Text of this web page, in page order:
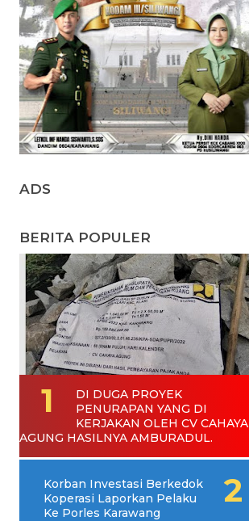
ADS
BERITA POPULER
DI DUGA PROYEK
PENURAPAN YANG DI
KERJAKAN OLEH CV CAHAYA
AGUNG HASILNYA AMBURADUL.
Korban Investasi Berkedok
Koperasi Laporkan Pelaku
Ke Porles Karawang